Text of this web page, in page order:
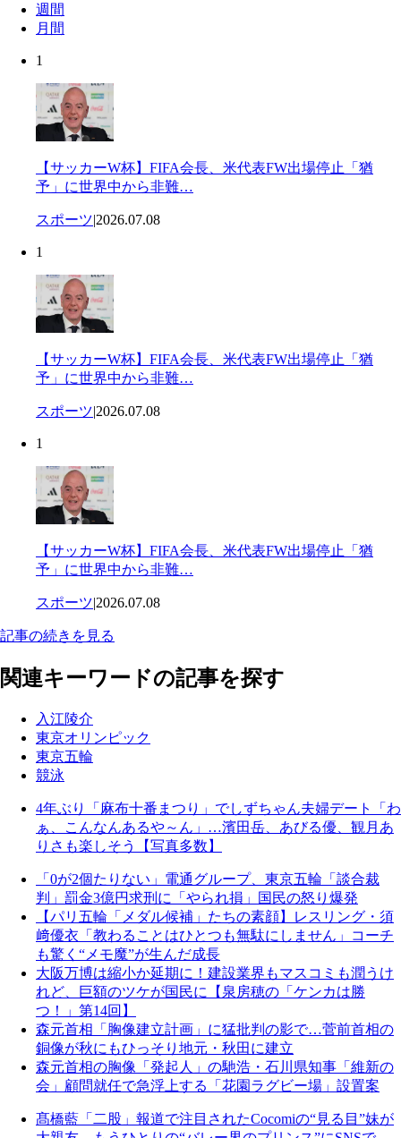
週間
月間
1
【サッカーW杯】FIFA会長、米代表FW出場停止「猶
予」に世界中から非難…
スポーツ|2026.07.08
1
【サッカーW杯】FIFA会長、米代表FW出場停止「猶
予」に世界中から非難…
スポーツ|2026.07.08
1
【サッカーW杯】FIFA会長、米代表FW出場停止「猶
予」に世界中から非難…
スポーツ|2026.07.08
記事の続きを見る
関連キーワードの記事を探す
入江陵介
東京オリンピック
東京五輪
競泳
4年ぶり「麻布十番まつり」でしずちゃん夫婦デート「わ
ぁ、こんなんあるや～ん」…濱田岳、あびる優、観月あ
りさも楽しそう【写真多数】
「0が2個たりない」電通グループ、東京五輪「談合裁
判」罰金3億円求刑に「やられ損」国民の怒り爆発
【パリ五輪「メダル候補」たちの素顔】レスリング・須
﨑優衣「教わることはひとつも無駄にしません」コーチ
も驚く“メモ魔”が生んだ成長
大阪万博は縮小か延期に！建設業界もマスコミも潤うけ
れど、巨額のツケが国民に【泉房穂の「ケンカは勝
つ！」第14回】
森元首相「胸像建立計画」に猛批判の影で…菅前首相の
銅像が秋にもひっそり地元・秋田に建立
森元首相の胸像「発起人」の馳浩・石川県知事「維新の
会」顧問就任で急浮上する「花園ラグビー場」設置案
髙橋藍「二股」報道で注目されたCocomiの“見る目”妹が